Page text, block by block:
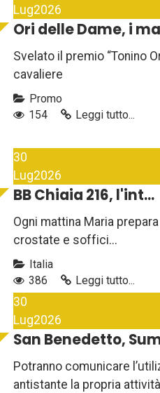
Lug2026
Ori delle Dame, i
Svelato il premio “Tonino
cavaliere
Promo
154
Leggi tutto...
30
Lug2026
BB Chiaia 216, l'int...
Ogni mattina Maria
crostate e soffici...
Italia
386
Leggi tutto...
30
Lug2026
San Benedetto,
Potranno comunicare
antistante la propria attività